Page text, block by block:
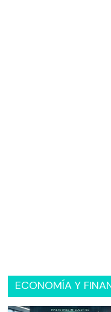
ECONOMÍA Y